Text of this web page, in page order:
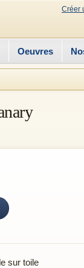
Créer
Oeuvres
sur toile